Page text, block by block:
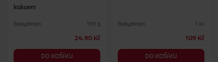
kakaem
Babydream 190 g
24.90 Kč
DO KOŠÍKU
Babydream 1 ks
109 Kč
DO KOŠÍKU